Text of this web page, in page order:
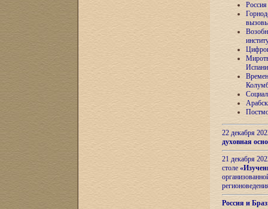
22 декабря
духовная
21 декабря
столе
Россия и